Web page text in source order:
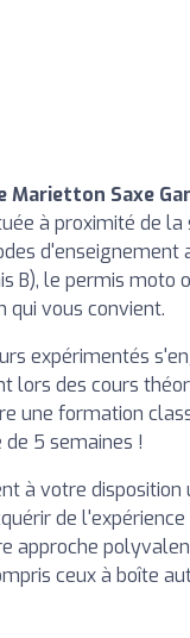
Marietton Saxe
à proximité de
d'enseignement
B), le permis moto
qui vous convient.
expérimentés
lors des cours
une formation
5 semaines !
à votre disposition
de
approche
ceux à boîte